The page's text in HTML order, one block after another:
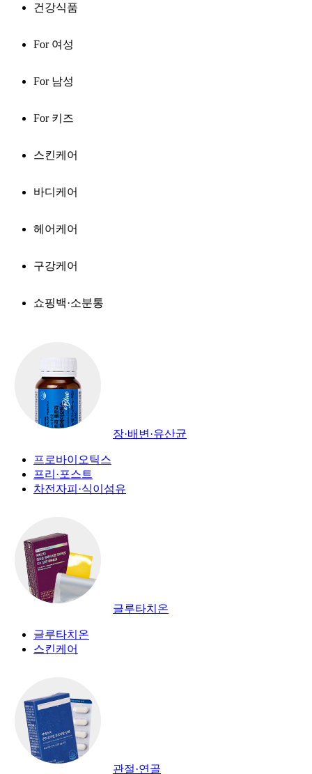
건강식품
For 여성
For 남성
For 키즈
스킨케어
바디케어
헤어케어
구강케어
쇼핑백·소분통
장·배변·유산균
프로바이오틱스
프리·포스트
차전자피·식이섬유
글루타치온
글루타치온
스킨케어
관절·연골